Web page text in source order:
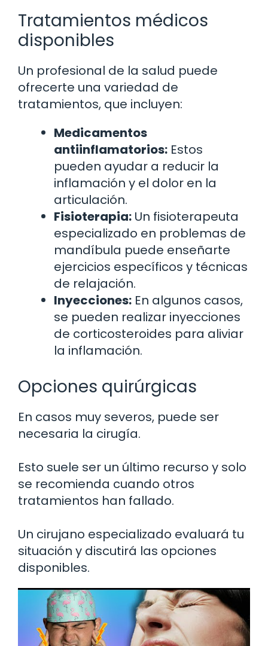
Tratamientos médicos
disponibles
Un profesional de la salud puede
ofrecerte una variedad de
tratamientos, que incluyen:
Medicamentos
antiinflamatorios: Estos
pueden ayudar a reducir la
inflamación y el dolor en la
articulación.
Fisioterapia: Un fisioterapeuta
especializado en problemas de
mandíbula puede enseñarte
ejercicios específicos y técnicas
de relajación.
Inyecciones: En algunos casos,
se pueden realizar inyecciones
de corticosteroides para aliviar
la inflamación.
Opciones quirúrgicas
En casos muy severos, puede ser
necesaria la cirugía.
Esto suele ser un último recurso y solo
se recomienda cuando otros
tratamientos han fallado.
Un cirujano especializado evaluará tu
situación y discutirá las opciones
disponibles.